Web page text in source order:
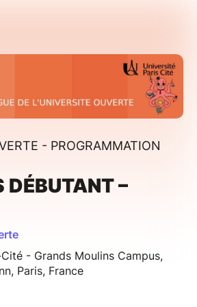
- PROGRAMMATION
–
- Grands Moulins Campus,
Paris, France